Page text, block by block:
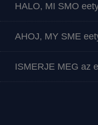
HALO, MI SMO
AHOJ, MY SME
ISMERJE MEG az